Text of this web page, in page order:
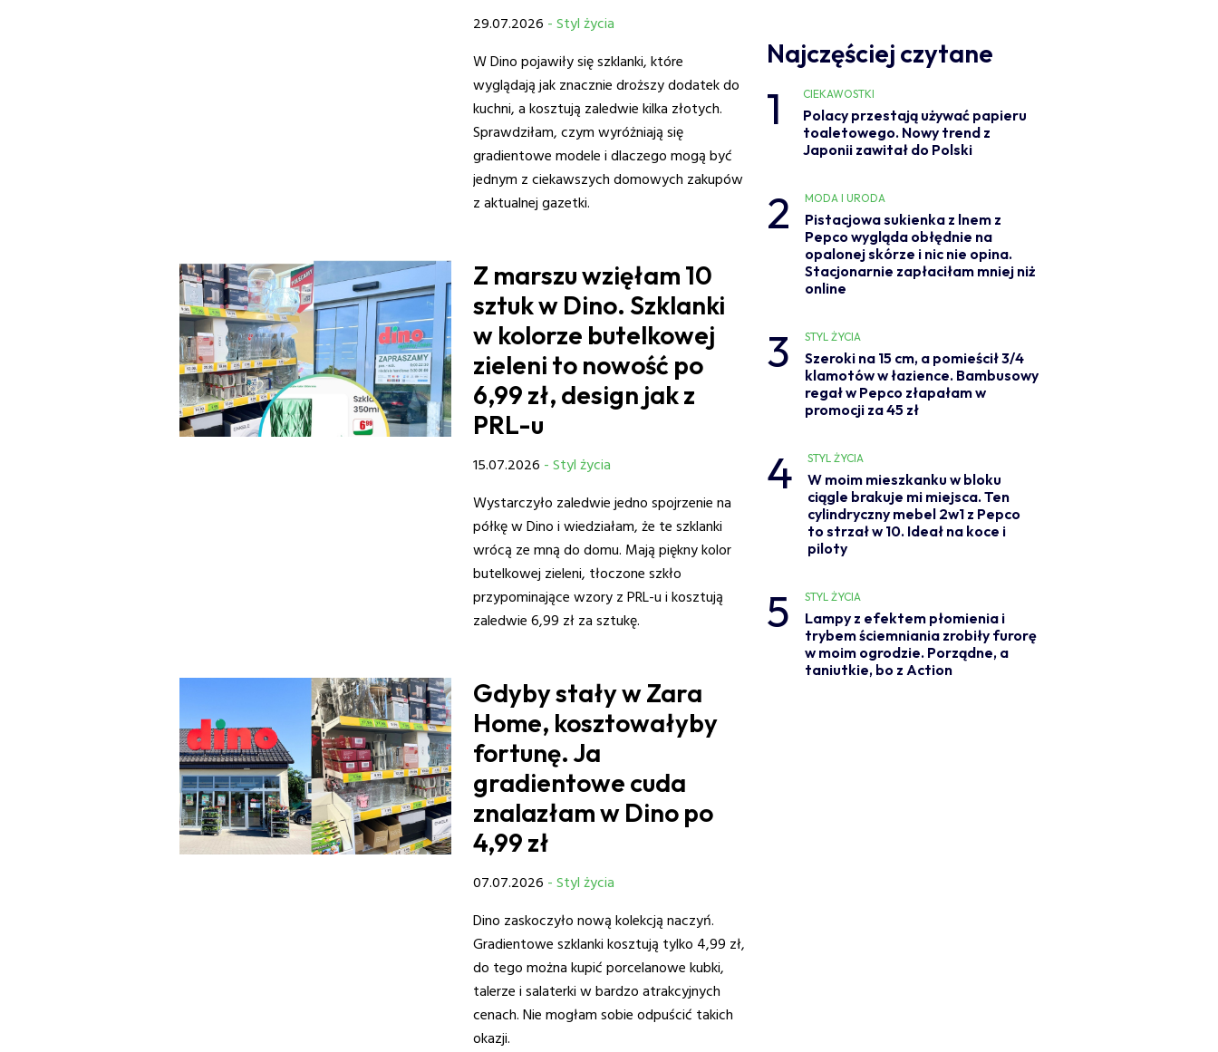
29.07.2026 - Styl życia
W Dino pojawiły się szklanki, które
wyglądają jak znacznie droższy dodatek do
kuchni, a kosztują zaledwie kilka złotych.
Sprawdziłam, czym wyróżniają się
gradientowe modele i dlaczego mogą być
jednym z ciekawszych domowych zakupów
z aktualnej gazetki.
Z marszu wzięłam 10
sztuk w Dino. Szklanki
w kolorze butelkowej
zieleni to nowość po
6,99 zł, design jak z
PRL-u
15.07.2026 - Styl życia
Wystarczyło zaledwie jedno spojrzenie na
półkę w Dino i wiedziałam, że te szklanki
wrócą ze mną do domu. Mają piękny kolor
butelkowej zieleni, tłoczone szkło
przypominające wzory z PRL-u i kosztują
zaledwie 6,99 zł za sztukę.
Gdyby stały w Zara
Home, kosztowałyby
fortunę. Ja
gradientowe cuda
znalazłam w Dino po
4,99 zł
07.07.2026 - Styl życia
Dino zaskoczyło nową kolekcją naczyń.
Gradientowe szklanki kosztują tylko 4,99 zł,
do tego można kupić porcelanowe kubki,
talerze i salaterki w bardzo atrakcyjnych
cenach. Nie mogłam sobie odpuścić takich
okazji.
Najczęściej czytane
1 CIEKAWOSTKI
Polacy przestają używać papieru
toaletowego. Nowy trend z
Japonii zawitał do Polski
2 MODA I URODA
Pistacjowa sukienka z lnem z
Pepco wygląda obłędnie na
opalonej skórze i nic nie opina.
Stacjonarnie zapłaciłam mniej niż
online
3 STYL ŻYCIA
Szeroki na 15 cm, a pomieścił 3/4
klamotów w łazience. Bambusowy
regał w Pepco złapałam w
promocji za 45 zł
4 STYL ŻYCIA
W moim mieszkanku w bloku
ciągle brakuje mi miejsca. Ten
cylindryczny mebel 2w1 z Pepco
to strzał w 10. Ideał na koce i
piloty
5 STYL ŻYCIA
Lampy z efektem płomienia i
trybem ściemniania zrobiły furorę
w moim ogrodzie. Porządne, a
taniutkie, bo z Action